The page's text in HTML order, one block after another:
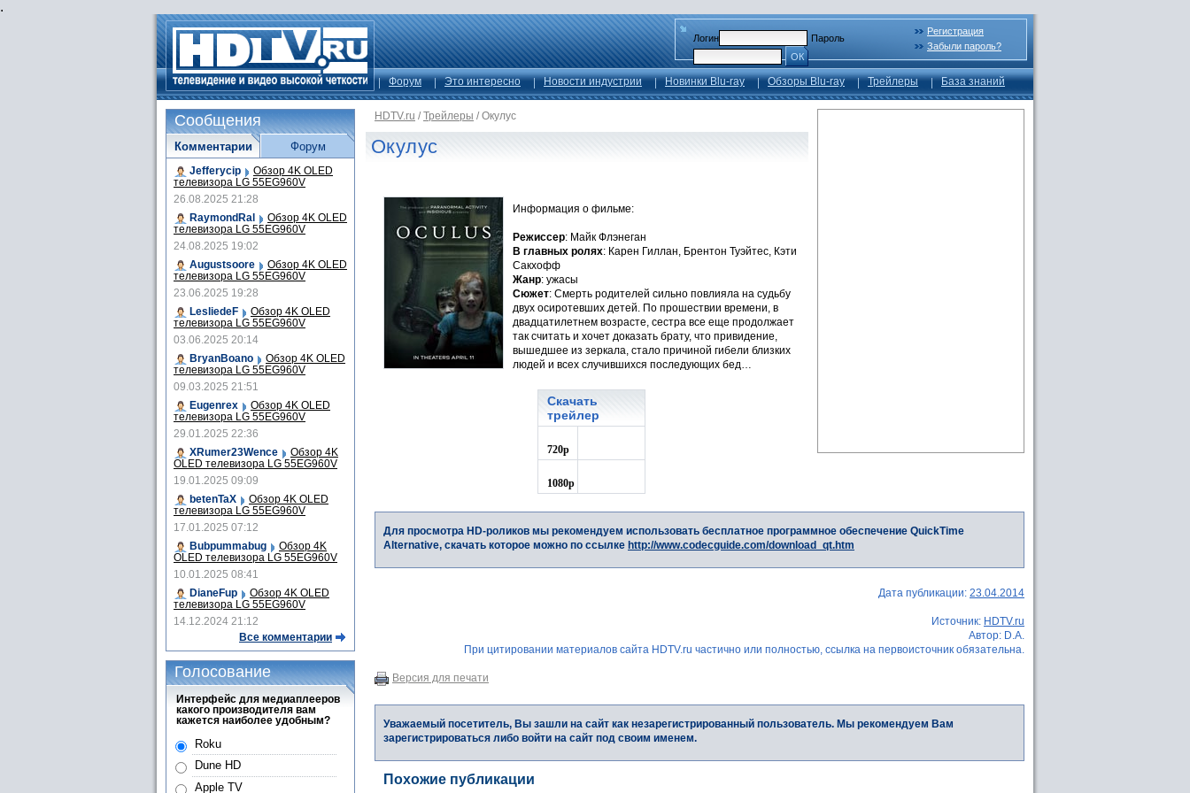
.
Логин
Пароль
ОК
Регистрация
Забыли пароль?
Форум Это интересно Новости индустрии Новинки Blu-ray Обзоры Blu-ray Трейлеры База знаний
HDTV.ru / Трейлеры / Окулус
Окулус
Информация о фильме:
Режиссер: Майк Флэнеган
В главных ролях: Карен Гиллан, Брентон Туэйтес, Кэти
Сакхофф
Жанр: ужасы
Сюжет: Смерть родителей сильно повлияла на судьбу
двух осиротевших детей. По прошествии времени, в
двадцатилетнем возрасте, сестра все еще продолжает
так считать и хочет доказать брату, что привидение,
вышедшее из зеркала, стало причиной гибели близких
людей и всех случившихся последующих бед…
Скачать
трейлер
720p
1080p
Для просмотра HD-роликов мы рекомендуем использовать бесплатное программное обеспечение QuickTime
Alternative, скачать которое можно по ссылке http://www.codecguide.com/download_qt.htm
Дата публикации: 23.04.2014
Источник: HDTV.ru
Автор: D.A.
При цитировании материалов сайта HDTV.ru частично или полностью, ссылка на первоисточник обязательна.
Версия для печати
Уважаемый посетитель, Вы зашли на сайт как незарегистрированный пользователь. Мы рекомендуем Вам
зарегистрироваться либо войти на сайт под своим именем.
Похожие публикации
Сообщения
Комментарии
Jefferycip Обзор 4K OLED
телевизора LG 55EG960V
26.08.2025 21:28
RaymondRal
Обзор 4K OLED
телевизора LG 55EG960V
24.08.2025 19:02
Augustsoore
Обзор 4K OLED
телевизора LG 55EG960V
23.06.2025 19:28
LesliedeF
Обзор 4K OLED
телевизора LG 55EG960V
03.06.2025 20:14
BryanBoano
Обзор 4K OLED
телевизора LG 55EG960V
09.03.2025 21:51
Eugenrex
Обзор 4K OLED
телевизора LG 55EG960V
29.01.2025 22:36
XRumer23Wence
Обзор 4K
OLED телевизора LG 55EG960V
19.01.2025 09:09
betenTaX
Обзор 4K OLED
телевизора LG 55EG960V
17.01.2025 07:12
Bubpummabug
Обзор 4K
OLED телевизора LG 55EG960V
10.01.2025 08:41
DianeFup
Обзор 4K OLED
телевизора LG 55EG960V
14.12.2024 21:12
Все комментарии
Форум
Голосование
Интерфейс для медиаплееров
какого производителя вам
кажется наиболее удобным?
Roku
Dune HD
Apple TV